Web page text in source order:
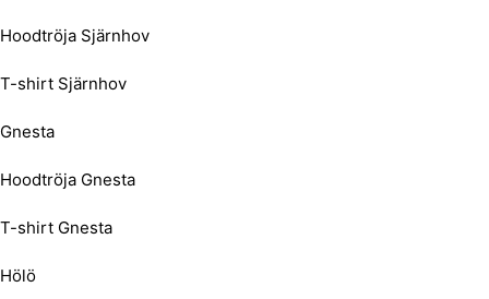
Hoodtröja Sjärnhov
T-shirt Sjärnhov
Gnesta
Hoodtröja Gnesta
T-shirt Gnesta
Hölö